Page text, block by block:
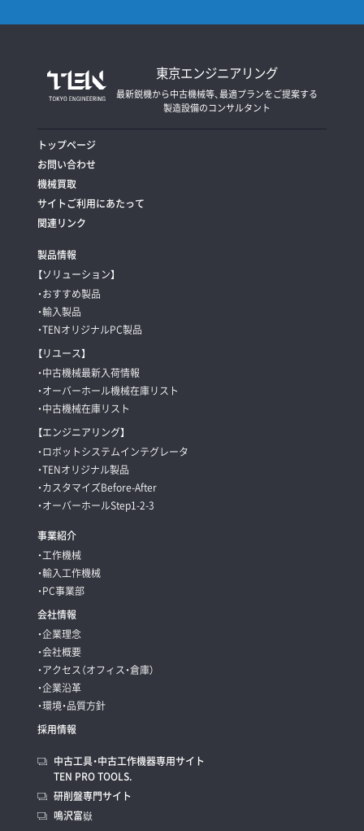
東京エンジニアリング
最新鋭機から中古機械等、最適プランをご提案する
製造設備のコンサルタント
トップページ
お問い合わせ
機械買取
サイトご利用にあたって
関連リンク
製品情報
【ソリューション】
・おすすめ製品
・輸入製品
・TENオリジナルPC製品
【リユース】
・中古機械最新入荷情報
・オーバーホール機械在庫リスト
・中古機械在庫リスト
【エンジニアリング】
・ロボットシステムインテグレータ
・TENオリジナル製品
・カスタマイズBefore-After
・オーバーホールStep1-2-3
事業紹介
・工作機械
・輸入工作機械
・PC事業部
会社情報
・企業理念
・会社概要
・アクセス（オフィス・倉庫）
・企業沿革
・環境・品質方針
採用情報
中古工具・中古工作機器専用サイト
TEN PRO TOOLS.
研削盤専門サイト
鳴沢富嶽